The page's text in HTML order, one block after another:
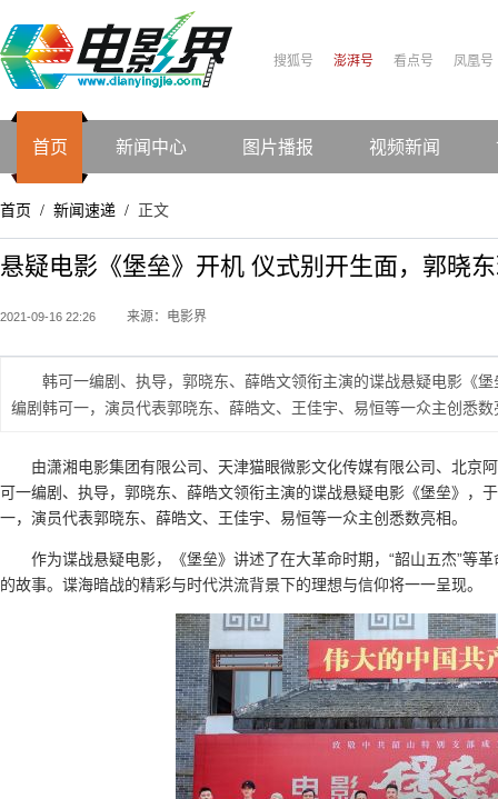
搜狐号 澎湃号 看点号 凤凰号
首页 新闻中心 图片播报 视频新闻
首页 / 新闻速递 / 正文
悬疑电影《堡垒》开机 仪式别开生面，郭晓
2021-09-16 22:26 来源：电影界
韩可一编剧、执导，郭晓东、薛皓文领衔主演的谍战悬疑电影《
编剧韩可一，演员代表郭晓东、薛皓文、王佳宇、易恒等一众主创悉数
由潇湘电影集团有限公司、天津猫眼微影文化传媒有限公司、北京
可一编剧、执导，郭晓东、薛皓文领衔主演的谍战悬疑电影《堡垒》，
一，演员代表郭晓东、薛皓文、王佳宇、易恒等一众主创悉数亮相。
作为谍战悬疑电影，《堡垒》讲述了在大革命时期，“韶山五杰”等
的故事。谍海暗战的精彩与时代洪流背景下的理想与信仰将一一呈现。